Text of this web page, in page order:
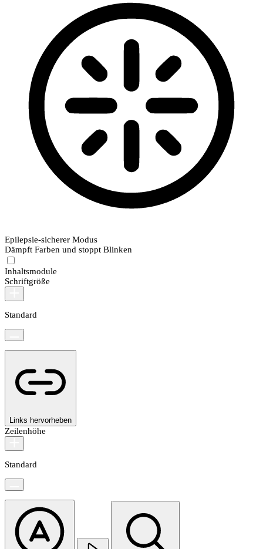
Epilepsie-sicherer Modus
Dämpft Farben und stoppt Blinken
Inhaltsmodule
Schriftgröße
Standard
Links hervorheben
Zeilenhöhe
Standard